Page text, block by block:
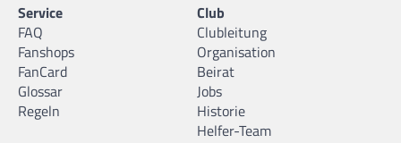
Service
FAQ
Fanshops
FanCard
Glossar
Regeln
Club
Clubleitung
Organisation
Beirat
Jobs
Historie
Helfer-Team